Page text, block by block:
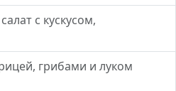
с кускусом,
грибами и луком